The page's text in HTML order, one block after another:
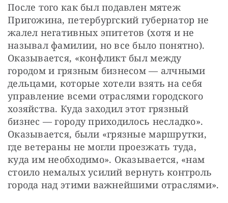
После того как был подавлен мятеж
Пригожина, петербургский губернатор не
жалел негативных эпитетов (хотя и не
называл фамилии, но все было понятно).
Оказывается, «конфликт был между
городом и грязным бизнесом — алчными
дельцами, которые хотели взять на себя
управление всеми отраслями городского
хозяйства. Куда заходил этот грязный
бизнес — городу приходилось несладко».
Оказывается, были «грязные маршрутки,
где ветераны не могли проезжать туда,
куда им необходимо». Оказывается, «нам
стоило немалых усилий вернуть контроль
города над этими важнейшими отраслями».